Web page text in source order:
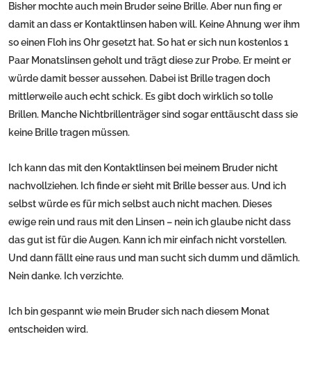
Bisher mochte auch mein Bruder seine Brille. Aber nun fing er
damit an dass er Kontaktlinsen haben will. Keine Ahnung wer ihm
so einen Floh ins Ohr gesetzt hat. So hat er sich nun kostenlos 1
Paar Monatslinsen geholt und trägt diese zur Probe. Er meint er
würde damit besser aussehen. Dabei ist Brille tragen doch
mittlerweile auch echt schick. Es gibt doch wirklich so tolle
Brillen. Manche Nichtbrillenträger sind sogar enttäuscht dass sie
keine Brille tragen müssen.
Ich kann das mit den Kontaktlinsen bei meinem Bruder nicht
nachvollziehen. Ich finde er sieht mit Brille besser aus. Und ich
selbst würde es für mich selbst auch nicht machen. Dieses
ewige rein und raus mit den Linsen – nein ich glaube nicht dass
das gut ist für die Augen. Kann ich mir einfach nicht vorstellen.
Und dann fällt eine raus und man sucht sich dumm und dämlich.
Nein danke. Ich verzichte.
Ich bin gespannt wie mein Bruder sich nach diesem Monat
entscheiden wird.